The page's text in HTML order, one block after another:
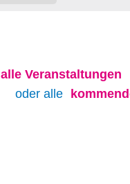
alle Veranstaltungen
oder alle